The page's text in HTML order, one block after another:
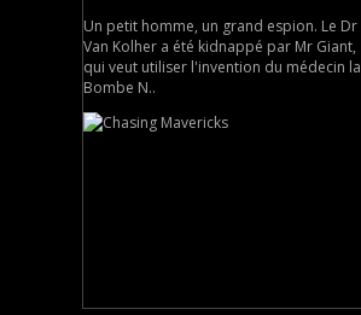
Un petit homme, un grand espion. Le Dr
Van Kolher a été kidnappé par Mr Giant,
qui veut utiliser l'invention du médecin la
Bombe N..